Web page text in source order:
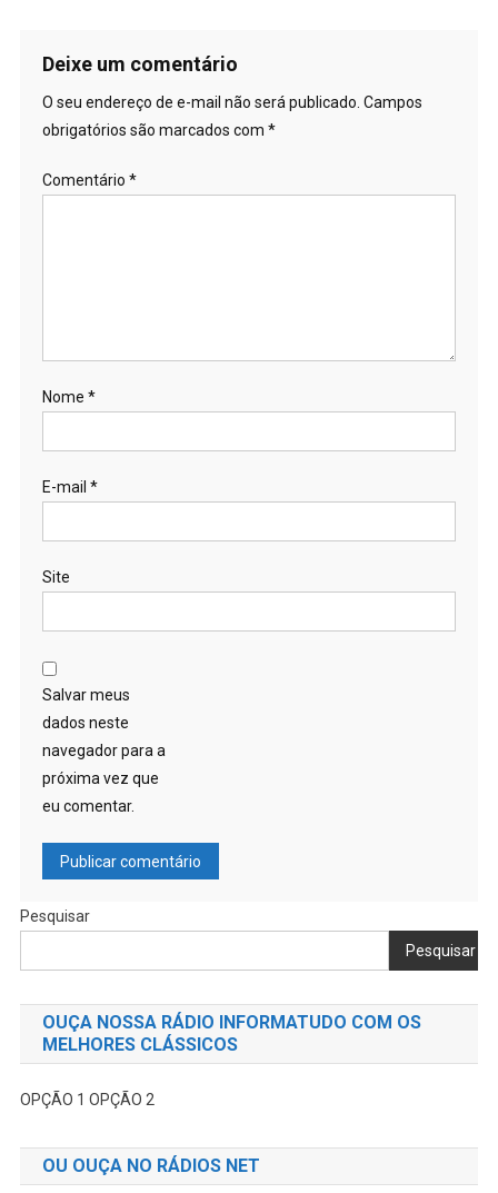
Post
Deixe um comentário
O seu endereço de e-mail não será publicado. Campos
obrigatórios são marcados com *
Comentário *
Nome *
E-mail *
Site
Salvar meus
dados neste
navegador para a
próxima vez que
eu comentar.
Pesquisar
Pesquisar
OUÇA NOSSA RÁDIO INFORMATUDO COM OS
MELHORES CLÁSSICOS
OPÇÃO 1 OPÇÃO 2
OU OUÇA NO RÁDIOS NET